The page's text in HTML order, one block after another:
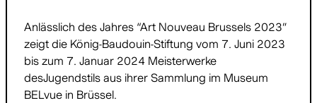
Anlässlich des Jahres “Art Nouveau Brussels 2023”
zeigt die König-Baudouin-Stiftung vom 7. Juni 2023
bis zum 7. Januar 2024 Meisterwerke
desJugendstils aus ihrer Sammlung im Museum
BELvue in Brüssel.